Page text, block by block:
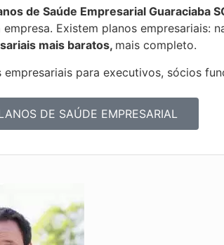
de Saúde Empresarial Guaraciaba
Existem planos empresariais:
mais baratos, mais completo.
empresariais para executivos, sócios
DE SAÚDE EMPRESARIAL